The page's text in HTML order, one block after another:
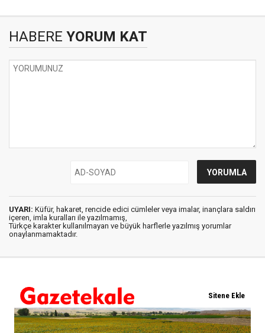
HABERE YORUM KAT
UYARI: Küfür, hakaret, rencide edici cümleler veya imalar, inançlara saldırı
içeren, imla kuralları ile yazılmamış,
Türkçe karakter kullanılmayan ve büyük harflerle yazılmış yorumlar
onaylanmamaktadır.